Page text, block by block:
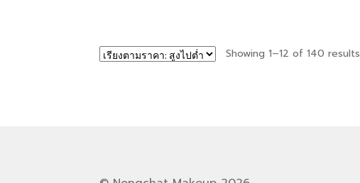
Showing 1–12 of 140 results